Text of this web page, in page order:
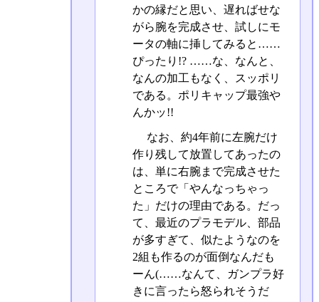
かの縁だと思い、遅ればせな
がら腕を完成させ、試しにモ
ータの軸に挿してみると……
ぴったり!? ……な、なんと、
なんの加工もなく、スッポリ
である。ポリキャップ最強や
んかッ!!
なお、約4年前に左腕だけ
作り残して放置してあったの
は、単に右腕まで完成させた
ところで「やんなっちゃっ
た」だけの理由である。だっ
て、最近のプラモデル、部品
が多すぎて、似たようなのを
2組も作るのが面倒なんだも
ーん(……なんて、ガンプラ好
きに言ったら怒られそうだ